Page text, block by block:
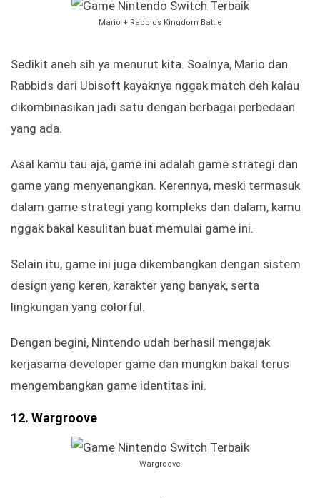
Mario + Rabbids Kingdom Battle
Sedikit aneh sih ya menurut kita. Soalnya, Mario dan
Rabbids dari Ubisoft kayaknya nggak match deh kalau
dikombinasikan jadi satu dengan berbagai perbedaan
yang ada.
Asal kamu tau aja, game ini adalah game strategi dan
game yang menyenangkan. Kerennya, meski termasuk
dalam game strategi yang kompleks dan dalam, kamu
nggak bakal kesulitan buat memulai game ini.
Selain itu, game ini juga dikembangkan dengan sistem
design yang keren, karakter yang banyak, serta
lingkungan yang colorful.
Dengan begini, Nintendo udah berhasil mengajak
kerjasama developer game dan mungkin bakal terus
mengembangkan game identitas ini.
12. Wargroove
Wargroove